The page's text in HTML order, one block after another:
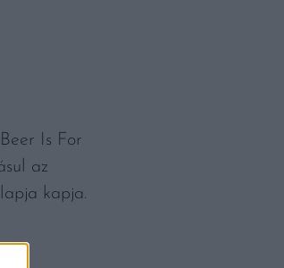
Is For
az
kapja.